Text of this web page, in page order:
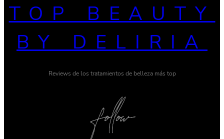
TOP BEAUTY
BY DELIRIA
Reviews de los tratamientos de belleza más top